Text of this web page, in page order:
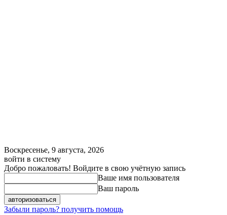
Воскресенье, 9 августа, 2026
войти в систему
Добро пожаловать! Войдите в свою учётную запись
Ваше имя пользователя
Ваш пароль
Забыли пароль? получить помощь